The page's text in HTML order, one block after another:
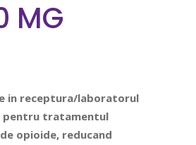
MG
in receptura/laboratorul
pentru tratamentul
opioide, reducand